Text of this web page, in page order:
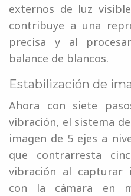
externos de luz
contribuye a una
precisa y al
balance de blancos.
Estabilización de
Ahora con siete
vibración, el sistema
imagen de 5 ejes a
que contrarresta
vibración al capturar
con la cámara en